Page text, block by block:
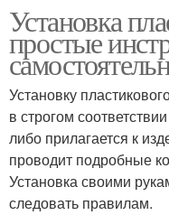
Установка
простые
Установку
в строгом
либо прилагается к
проводит подробные
Установка своими
следовать правилам.